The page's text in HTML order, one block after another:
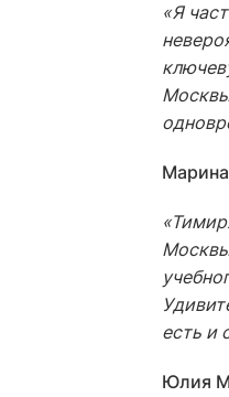
«Я
есть и
Юлия